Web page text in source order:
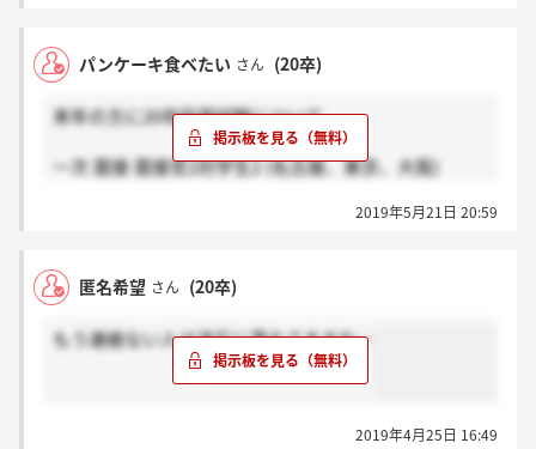
パンケーキ食べたい さん (20卒)
来年の方に20卒採用試験について、
一次 面接 面接官2対学生2 (名古屋、東京、大阪)
最終 役員面接 10対1 (即日連絡)
・今年は筆記が無くなったが、来年以降は未定
・最終までで、即日連絡は一度もない
2019年5月21日 20:59
匿名希望 さん (20卒)
もう連絡ない人は流石に落ちてますね…
2019年4月25日 16:49